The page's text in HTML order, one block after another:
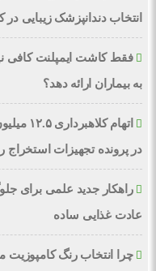
انتخاب دندانپزشک زیبایی در
فقط کاشت ایمپلنت کافی
به بیماران ارائه دهد؟
در پرونده تجهیزات استخراج
راهکار جدید علمی برای
عادت غذایی ساده
چرا انتخاب رنگ کامپوزیت